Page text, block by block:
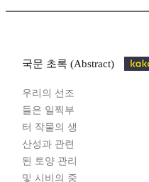
국문 초록 (Abstract)
우리의 선조
들은 일찍부
터 작물의 생
산성과 관련
된 토양 관리
및 시비의 중